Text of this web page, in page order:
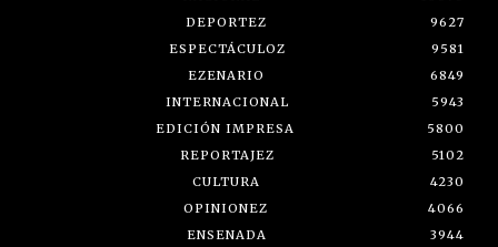
DEPORTEZ
9627
ESPECTÁCULOZ
9581
EZENARIO
6849
INTERNACIONAL
5943
EDICIÓN IMPRESA
5800
REPORTAJEZ
5102
CULTURA
4230
OPINIONEZ
4066
ENSENADA
3944